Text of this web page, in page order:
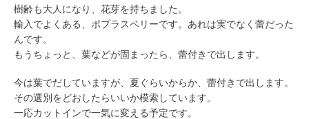
樹齢も大人になり、花芽を持ちました。
輸入でよくある、ポプラスベリーです。あれは実でなく蕾だった
んです。
もうちょっと、葉などが固まったら、蕾付きで出します。
今は葉でだしていますが、夏ぐらいからか、蕾付きで出します。
その選別をどおしたらいいか模索しています。
一応カットインで一気に変える予定です。